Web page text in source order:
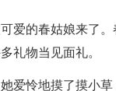
爱的春姑娘来了
礼物当见面礼。
爱怜地摸了摸小